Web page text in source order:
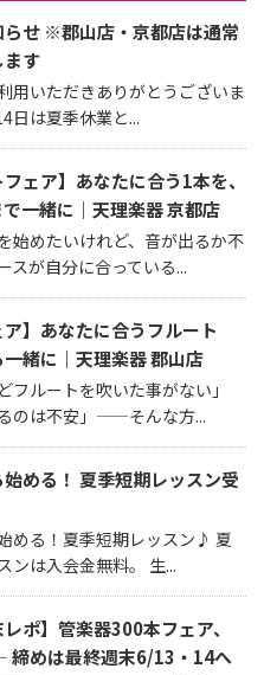
らせ ※郡山店・京都店は通常
す
用いただきありがとうございま
日は夏季休業と...
フェア】あなたに合う1本を、
一緒に｜天理楽器 京都店
始めたいけれど、音が出るか不
スが自分に合っている...
ア】あなたに合うフルート
緒に｜天理楽器 郡山店
フルートを吹いた事がない」
るのは不安」——そんな方...
める！ 夏季短期レッスン受
める！夏季短期レッスン♪ 夏
ンは入会金無料。 生...
レポ】管楽器300本フェア、
締めは最終週末6/13・14へ